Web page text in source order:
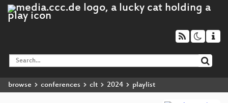
browse conferences clt 2024 playlist